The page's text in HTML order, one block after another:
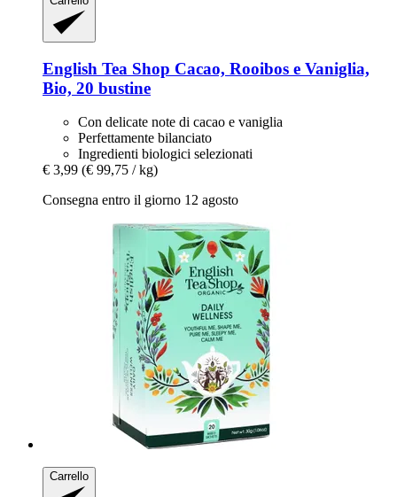
English Tea Shop Cacao, Rooibos e Vaniglia,
Bio, 20 bustine
Con delicate note di cacao e vaniglia
Perfettamente bilanciato
Ingredienti biologici selezionati
€ 3,99 (€ 99,75 / kg)
Consegna entro il giorno 12 agosto
Carrello